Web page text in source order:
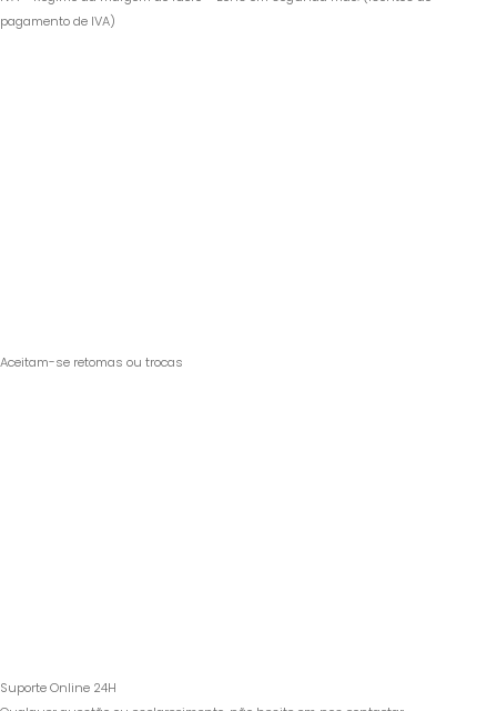
pagamento de IVA)
Aceitam-se retomas ou trocas
Suporte Online 24H